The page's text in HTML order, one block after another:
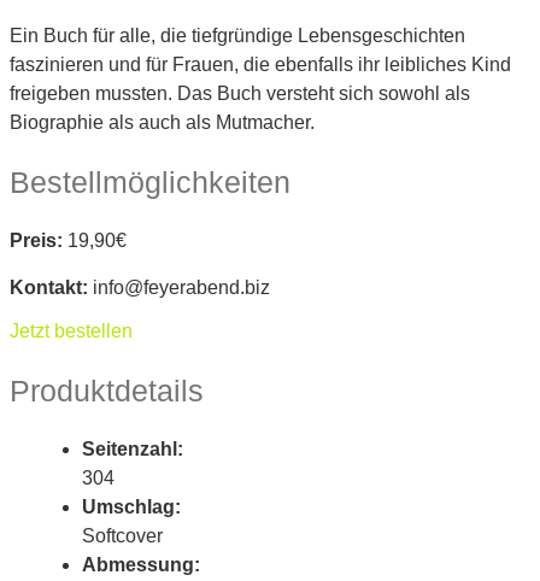
Ein Buch für alle, die tiefgründige Lebensgeschichten
faszinieren und für Frauen, die ebenfalls ihr leibliches Kind
freigeben mussten. Das Buch versteht sich sowohl als
Biographie als auch als Mutmacher.
Bestellmöglichkeiten
Preis: 19,90€
Kontakt: info@feyerabend.biz
Jetzt bestellen
Produktdetails
Seitenzahl:
304
Umschlag:
Softcover
Abmessung: